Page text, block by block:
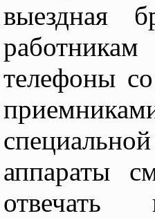
выездная
телефоны
аппараты